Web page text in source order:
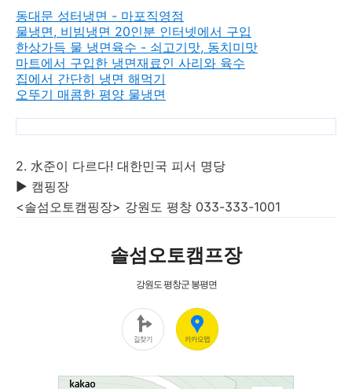
동대문 성터냉면 - 마포직영점
물냉면, 비빔냉면 20인분 인터넷에서 구입
한상가득 물 냉면육수 - 쇠고기맛, 동치미맛
마트에서 구입한 냉면재료인 사리와 육수
집에서 간단히 냉면 해먹기
오뚜기 매콤한 평양 물냉면
2. 水준이 다르다! 대한민국 피서 명당
▶ 캠핑장
<솔섬오토캠핑장> 강원도 평창 033-333-1001